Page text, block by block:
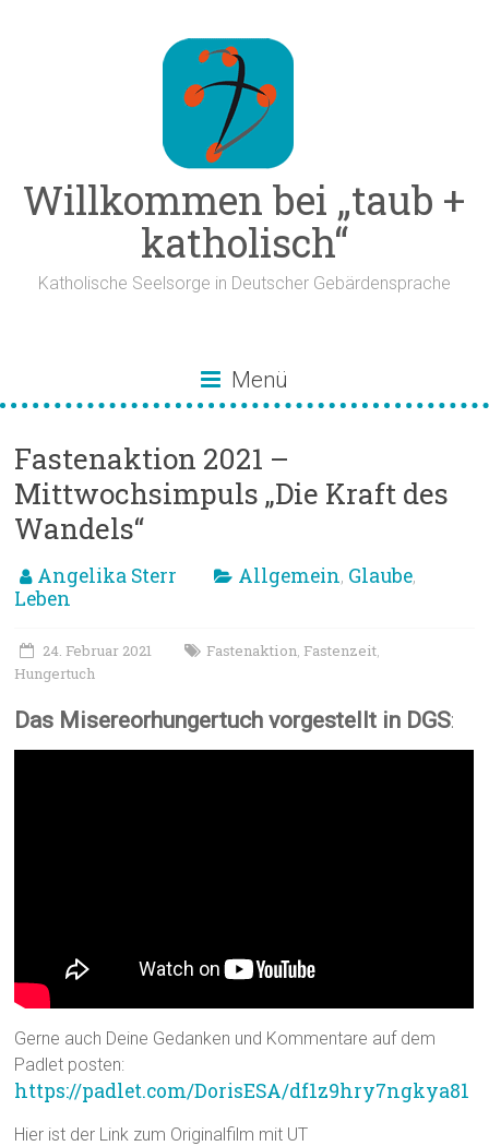
Willkommen bei „taub +
katholisch“
Katholische Seelsorge in Deutscher Gebärdensprache
Menü
Fastenaktion 2021 –
Mittwochsimpuls „Die Kraft des
Wandels“
Angelika Sterr Allgemein, Glaube,
Leben
24. Februar 2021 Fastenaktion, Fastenzeit,
Hungertuch
Das Misereorhungertuch vorgestellt in DGS:
Gerne auch Deine Gedanken und Kommentare auf dem
Padlet posten:
https://padlet.com/DorisESA/df1z9hry7ngkya81
Hier ist der Link zum Originalfilm mit UT